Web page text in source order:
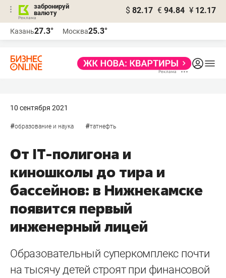
забронируй
валюту
$ 82.17 € 94.84 ¥ 12.17
Казань27.3° Москва25.3°
10 сентября 2021
#образование и наука #татнефть
От IT-полигона и
киношколы до тира и
бассейнов: в Нижнекамске
появится первый
инженерный лицей
Образовательный суперкомплекс почти
на тысячу детей строят при финансовой